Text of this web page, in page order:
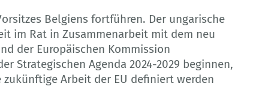
Belgiens fortführen. Der ungarische
im Rat in Zusammenarbeit mit dem neu
der Europäischen Kommission
Strategischen Agenda 2024-2029 beginnen,
Arbeit der EU definiert werden